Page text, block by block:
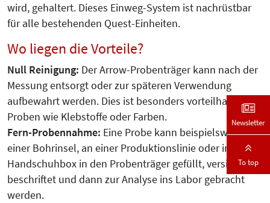
wird, gehaltert. Dieses Einweg-System ist nachrüstbar
für alle bestehenden Quest-Einheiten.
Wo liegen die Vorteile?
Null Reinigung: Der Arrow-Probenträger kann nach der
Messung entsorgt oder zur späteren Verwendung
aufbewahrt werden. Dies ist besonders vorteilhaft für
Proben wie Klebstoffe oder Farben.
Fern-Probennahme: Eine Probe kann beispielsweise auf
einer Bohrinsel, an einer Produktionslinie oder in einer
Handschuhbox in den Probenträger gefüllt, versiegelt,
beschriftet und dann zur Analyse ins Labor gebracht
werden.
Newsletter
To top